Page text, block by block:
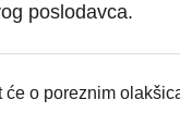
poslodavca.
o poreznim